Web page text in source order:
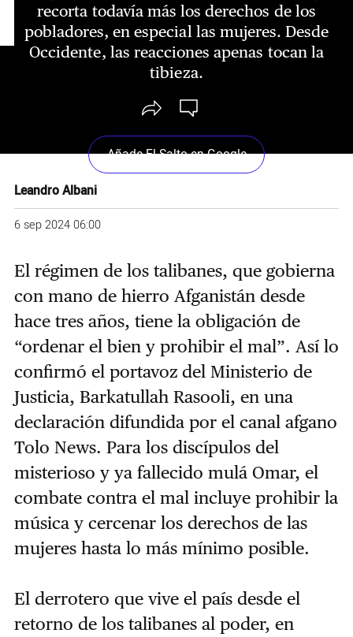
recorta todavía más los derechos de los
pobladores, en especial las mujeres. Desde
Occidente, las reacciones apenas tocan la
tibieza.
Añade El Salto en Google
Leandro Albani
6 sep 2024 06:00
El régimen de los talibanes, que gobierna
con mano de hierro Afganistán desde
hace tres años, tiene la obligación de
“ordenar el bien y prohibir el mal”. Así lo
confirmó el portavoz del Ministerio de
Justicia, Barkatullah Rasooli, en una
declaración difundida por el canal afgano
Tolo News. Para los discípulos del
misterioso y ya fallecido mulá Omar, el
combate contra el mal incluye prohibir la
música y cercenar los derechos de las
mujeres hasta lo más mínimo posible.
El derrotero que vive el país desde el
retorno de los talibanes al poder, en